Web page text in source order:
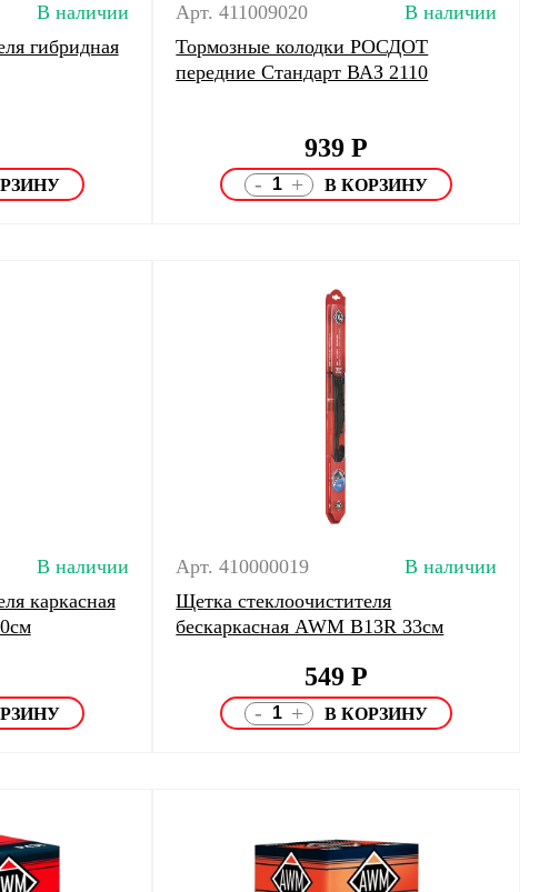
В наличии
гибридная
Арт. 411009020
В наличии
Тормозные колодки РОСДОТ
передние Стандарт ВАЗ 2110
939Р
- +
В наличии
каркасная
Арт. 410000019
В наличии
Щетка стеклоочистителя
бескаркасная AWM B13R 33см
549Р
- +